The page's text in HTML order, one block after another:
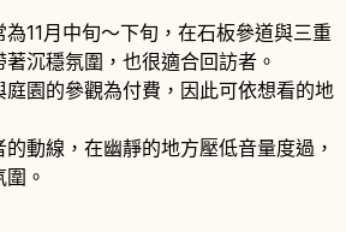
11月中旬～下旬，在石板參道與三重
沉穩氛圍，也很適合回訪者。
園的參觀為付費，因此可依想看的地
動線，在幽靜的地方壓低音量度過，
。